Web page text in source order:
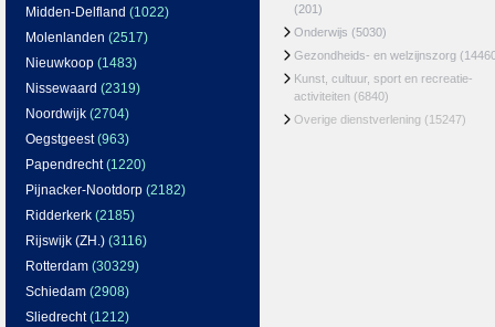
Midden-Delfland (1022)
Molenlanden (2517)
Nieuwkoop (1483)
Nissewaard (2319)
Noordwijk (2704)
Oegstgeest(963)
Papendrecht(1220)
Pijnacker-Nootdorp (2182)
Ridderkerk (2185)
Rijswijk (ZH.) (3116)
Rotterdam (30329)
Schiedam (2908)
Sliedrecht(1212)
(201)
Onderwijs (5030)
Gezondheids- en welzijnszorg
Kunst, cultuur, sport en recreatie-
activiteiten (6840)
Overige dienstverlening (15247)